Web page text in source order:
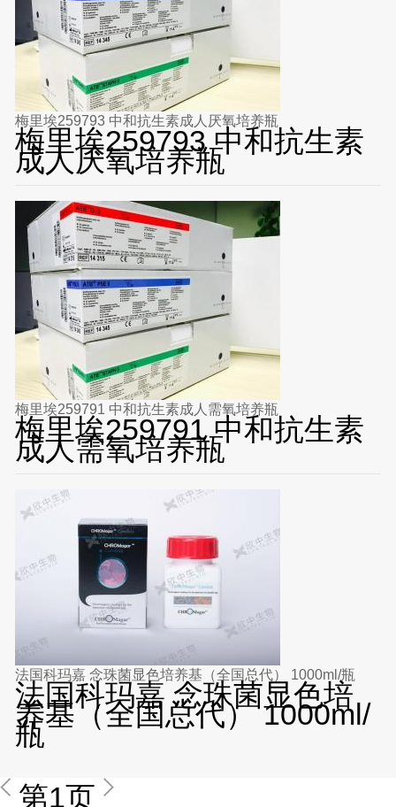
梅里埃259793 中和抗生素成人厌氧培养瓶
梅里埃259793 中和抗生素
成人厌氧培养瓶
梅里埃259791 中和抗生素成人需氧培养瓶
梅里埃259791 中和抗生素
成人需氧培养瓶
法国科玛嘉 念珠菌显色培养基（全国总代） 1000ml/瓶
法国科玛嘉 念珠菌显色培
养基（全国总代） 1000ml/
瓶
第1页